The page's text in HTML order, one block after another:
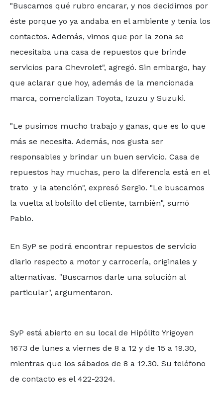
"Buscamos qué rubro encarar, y nos decidimos por
éste porque yo ya andaba en el ambiente y tenía los
contactos. Además, vimos que por la zona se
necesitaba una casa de repuestos que brinde
servicios para Chevrolet", agregó. Sin embargo, hay
que aclarar que hoy, además de la mencionada
marca, comercializan Toyota, Izuzu y Suzuki.
"Le pusimos mucho trabajo y ganas, que es lo que
más se necesita. Además, nos gusta ser
responsables y brindar un buen servicio. Casa de
repuestos hay muchas, pero la diferencia está en el
trato y la atención", expresó Sergio. "Le buscamos
la vuelta al bolsillo del cliente, también", sumó
Pablo.
En SyP se podrá encontrar repuestos de servicio
diario respecto a motor y carrocería, originales y
alternativas. "Buscamos darle una solución al
particular", argumentaron.
SyP está abierto en su local de Hipólito Yrigoyen
1673 de lunes a viernes de 8 a 12 y de 15 a 19.30,
mientras que los sábados de 8 a 12.30. Su teléfono
de contacto es el 422-2324.